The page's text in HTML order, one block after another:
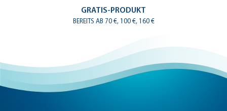
GRATIS-PRODUKT
BEREITS AB 70 €, 100 €, 160 €